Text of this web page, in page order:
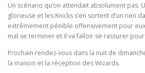
Un scénario qu’on attendait absolument pas.
glorieuse et les Knicks s’en sortent d’un rien
extrêmement pénible offensivement pour
mal se terminer et il va falloir se rassurer
Prochain rendez-vous dans la nuit de
la maison et la réception des Wizards.